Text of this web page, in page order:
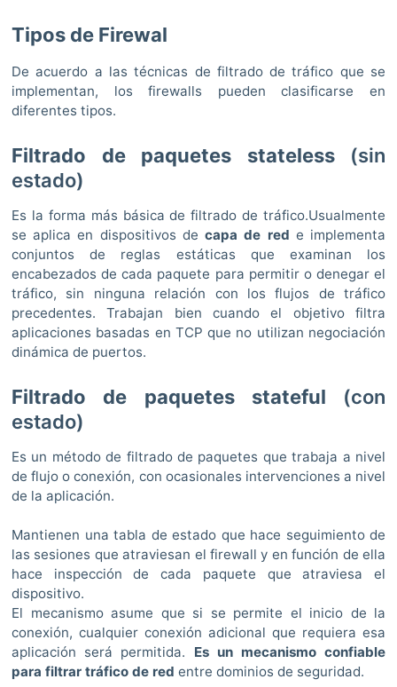
Tipos de Firewal
De acuerdo a las técnicas de filtrado de tráfico que se
implementan, los firewalls pueden clasificarse en
diferentes tipos.
Filtrado de paquetes stateless(sin
estado)
Es la forma más básica de filtrado de tráfico.Usualmente
se aplica en dispositivos decapa de red e implementa
conjuntos de reglas estáticas que examinan los
encabezados de cada paquete para permitir o denegar el
tráfico, sin ninguna relación con los flujos de tráfico
precedentes. Trabajan bien cuando el objetivo filtra
aplicaciones basadas en TCP que no utilizan negociación
dinámica de puertos.
Filtrado de paquetes stateful (con
estado)
Es un método de filtrado de paquetes que trabaja a nivel
de flujo o conexión, con ocasionales intervenciones a nivel
de la aplicación.
Mantienen una tabla de estado que hace seguimiento de
las sesiones que atraviesan el firewall y en función de ella
hace inspección de cada paquete que atraviesa el
dispositivo.
El mecanismo asume que si se permite el inicio de la
conexión, cualquier conexión adicional que requiera esa
aplicación será permitida. Es un mecanismo confiable
para filtrar tráfico de red entre dominios de seguridad.